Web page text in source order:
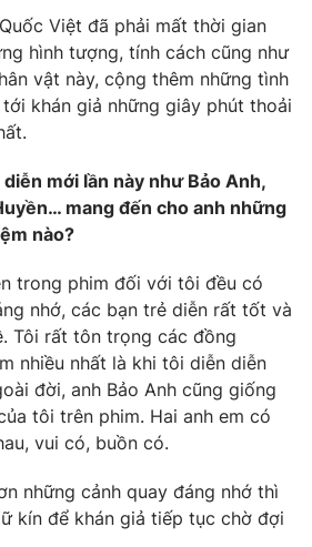
Việt đã phải mất thời gian
hình tượng, tính cách cũng như
vật này, cộng thêm những tình
khán giả những giây phút thoải
mới lần này như Bảo Anh,
mang đến cho anh những
nào?
trong phim đối với tôi đều có
nhớ, các bạn trẻ diễn rất tốt và
Tôi rất tôn trọng các đồng
nhiều nhất là khi tôi diễn diễn
đời, anh Bảo Anh cũng giống
tôi trên phim. Hai anh em có
vui có, buồn có.
những cảnh quay đáng nhớ thì
kín để khán giả tiếp tục chờ đợi